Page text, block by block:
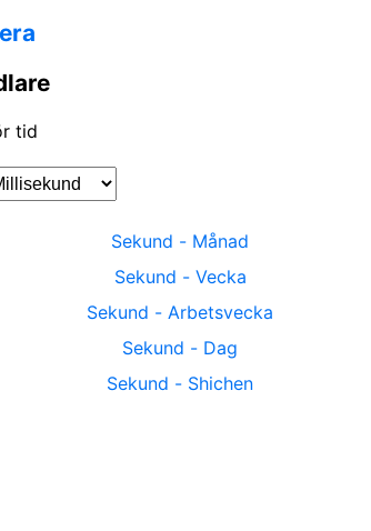
tid
Sekund - Månad
Sekund - Vecka
Sekund - Arbetsvecka
Sekund - Dag
Sekund - Shichen